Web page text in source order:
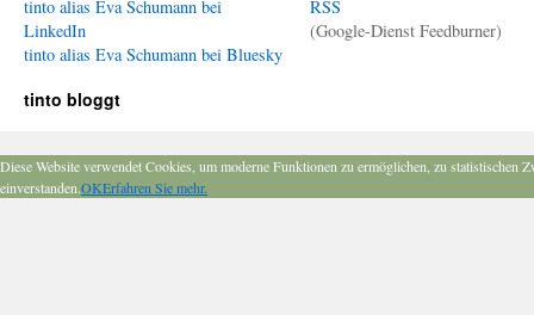
tinto alias Eva Schumann bei
LinkedIn
tinto alias Eva Schumann bei Bluesky
RSS
(Google-Dienst Feedburner)
tinto bloggt
Diese Website verwendet Cookies, um moderne Funktionen zu ermöglichen, zu
einverstanden.OKErfahren Sie mehr.